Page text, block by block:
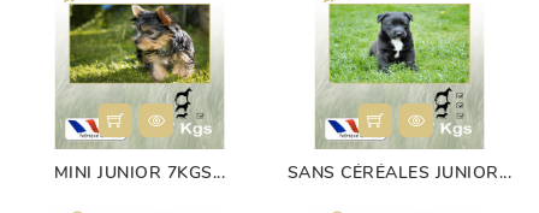
MINI JUNIOR 7KGS... SANS CÉRÉALES JUNIOR...